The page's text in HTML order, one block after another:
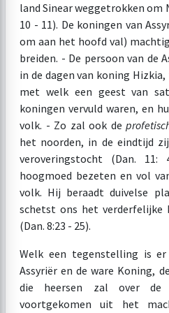
land Sinear weggetrokken om
10 - 11). De koningen van
om aan het hoofd val)
breiden. - De persoon van de
in de dagen van koning
met welk een geest van
koningen vervuld waren, en
volk. - Zo zal ook de
het noorden, in de eindtijd
veroveringstocht (Dan.
hoogmoed bezeten en vol
volk. Hij beraadt duivelse
schetst ons het verderfelijke
(Dan. 8:23 - 25).
Welk een tegenstelling is
Assyriër en de ware Koning,
die heersen zal over
voortgekomen uit het